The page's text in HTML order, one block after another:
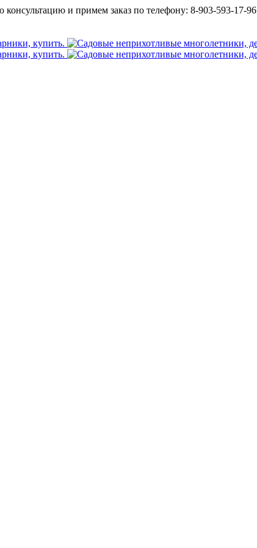
и примем заказ по телефону: 8-903-593-17-96